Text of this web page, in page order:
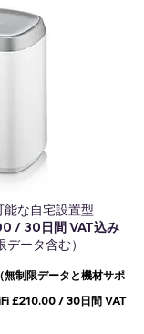
な自宅設置型
/ 30日間 VAT込み
データ含む）
制限データと機材サポ
£210.00 / 30日間 VAT